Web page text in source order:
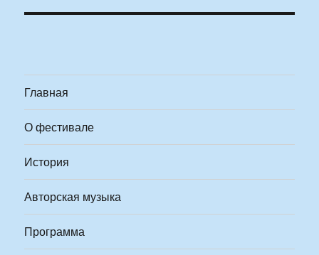
Главная
О фестивале
История
Авторская музыка
Программа